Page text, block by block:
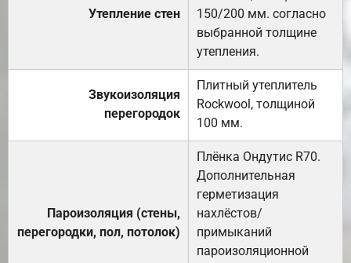
Утепление стен
150/200 мм. согласно
выбранной толщине
утепления.
Звукоизоляция
перегородок
Плитный утеплитель
Rockwool, толщиной
100 мм.
Пароизоляция (стены,
перегородки, пол, потолок)
Плёнка Ондутис R70.
Дополнительная
герметизация
нахлёстов/
примыканий
пароизоляционной